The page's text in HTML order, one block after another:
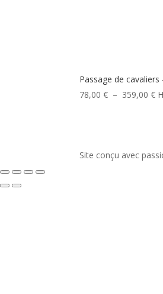
Passage de cavaliers
78,00€ – 359,00€
Site conçu avec